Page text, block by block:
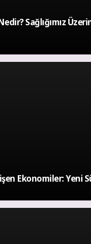
Sağlığımız
Ekonomiler: Yeni